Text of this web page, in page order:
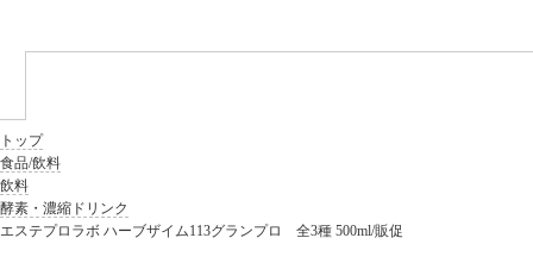
トップ
食品/飲料
飲料
酵素・濃縮ドリンク
エステプロラボ ハーブザイム113グランプロ 全3種 500ml/販促